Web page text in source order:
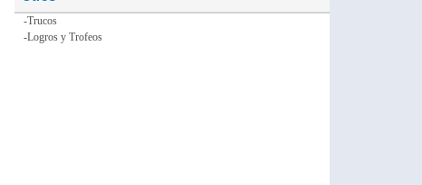
-Trucos
-Logros y Trofeos